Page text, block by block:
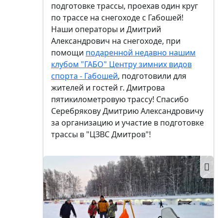
подготовке трассы, проехав один круг
по трассе на снегоходе с Габошей!
Наши операторы и Дмитрий
Александрович на снегоходе, при
помощи подаренной недавно нашим
клубом "ГАБО" Центру зимних видов
спорта - Габошей, подготовили для
жителей и гостей г. Дмитрова
пятикилометровую трассу! Спасибо
Серебрякову Дмитрию Александровичу
за организацию и участие в подготовке
трассы в "ЦЗВС Дмитров"!